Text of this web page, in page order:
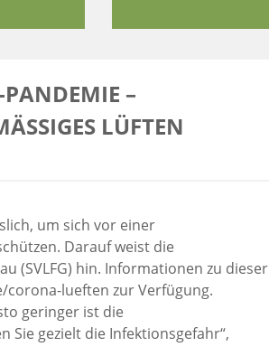
–
LÜFTEN M
um sich vor einer
Darauf weist die
(SVLFG) hin. Informationen zu dieser
corona-lueften zur Verfügung.
geringer ist die
Sie gezielt die Infektionsgefahr“,